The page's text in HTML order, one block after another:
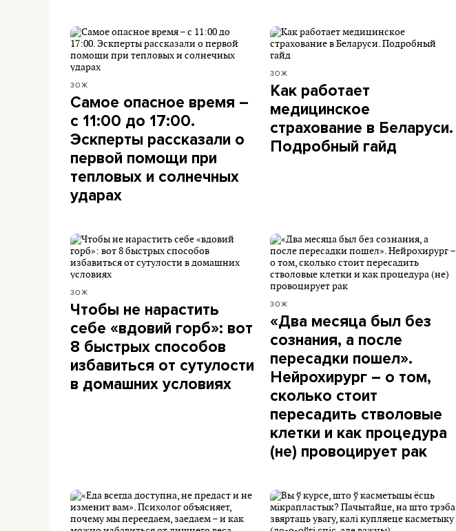
ЗОЖ
Самое опасное время –
с 11:00 до 17:00.
Эскперты рассказали о
первой помощи при
тепловых и солнечных
ударах
ЗОЖ
Как работает
медицинское
страхование в Беларуси.
Подробный гайд
ЗОЖ
Чтобы не нарастить
себе «вдовий горб»: вот
8 быстрых способов
избавиться от сутулости
в домашних условиях
ЗОЖ
«Два месяца был без
сознания, а после
пересадки пошел».
Нейрохирург – о том,
сколько стоит
пересадить стволовые
клетки и как процедура
(не) провоцирует рак